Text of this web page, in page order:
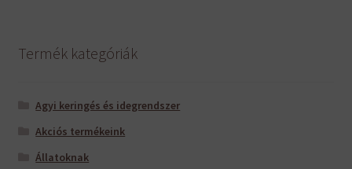
Termék kategóriák
Agyi keringés és idegrendszer
Akciós termékeink
Állatoknak